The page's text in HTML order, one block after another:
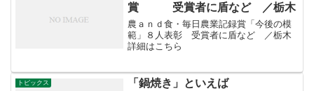
賞 受賞者に盾など ／栃木
農ａｎｄ食・毎日農業記録賞「今後の模
範」８人表彰 受賞者に盾など ／栃木
詳細はこちら
トピックス 「鍋焼き」といえば